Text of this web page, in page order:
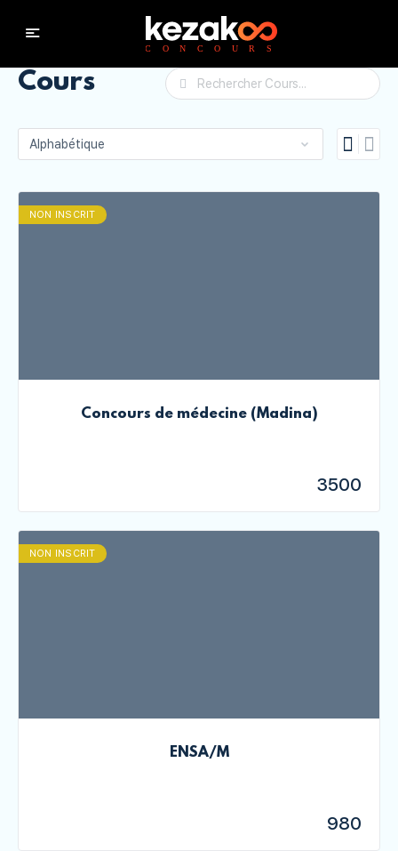
Cours Rechercher
NON INSCRIT
Concours de médecine (Madina)
3500
NON INSCRIT
ENSA/M
980